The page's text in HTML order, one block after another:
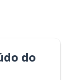
do